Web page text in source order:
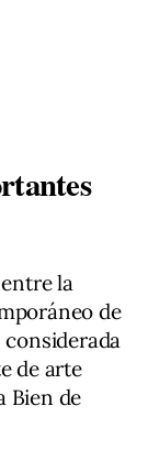
la
de
de arte
Bien de